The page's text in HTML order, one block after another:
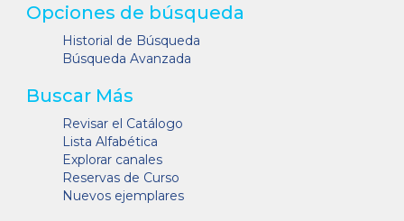
Opciones de búsqueda
Historial de Búsqueda
Búsqueda Avanzada
Buscar Más
Revisar el Catálogo
Lista Alfabética
Explorar canales
Reservas de Curso
Nuevos ejemplares